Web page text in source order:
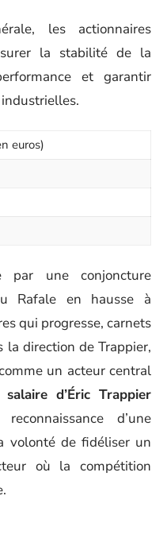
les actionnaires
la stabilité de la
et garantir
euros)
par une conjoncture
Rafale en hausse à
qui progresse, carnets
la direction de Trappier,
un acteur central
salaire d’Éric Trappier
d’une
volonté de fidéliser un
où la compétition